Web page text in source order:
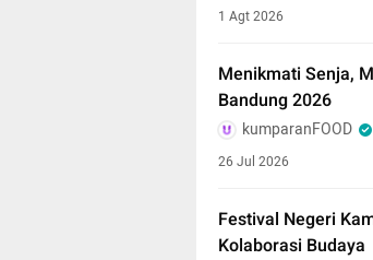
1 Agt 2026
Menikmati Senja,
Bandung 2026
kumparanFOOD
26 Jul 2026
Festival Negeri
Kolaborasi Budaya